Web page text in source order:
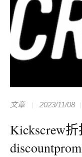
文章 2023/11/08
Kickscrew